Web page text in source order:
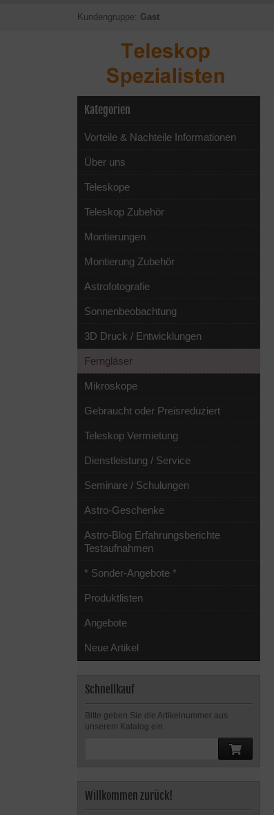
Kundengruppe: Gast
Kategorien
Vorteile & Nachteile Informationen
Über uns
Teleskope
Teleskop Zubehör
Montierungen
Montierung Zubehör
Astrofotografie
Sonnenbeobachtung
3D Druck / Entwicklungen
Ferngläser
Mikroskope
Gebraucht oder Preisreduziert
Teleskop Vermietung
Dienstleistung / Service
Seminare / Schulungen
Astro-Geschenke
Astro-Blog Erfahrungsberichte
Testaufnahmen
* Sonder-Angebote *
Produktlisten
Angebote
Neue Artikel
Schnellkauf
Bitte geben Sie die Artikelnummer aus
unserem Katalog ein.
Willkommen zurück!